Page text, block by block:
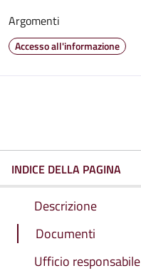
Argomenti
Accesso all'informazione
INDICE DELLA PAGINA
Descrizione
Documenti
Ufficio responsabile